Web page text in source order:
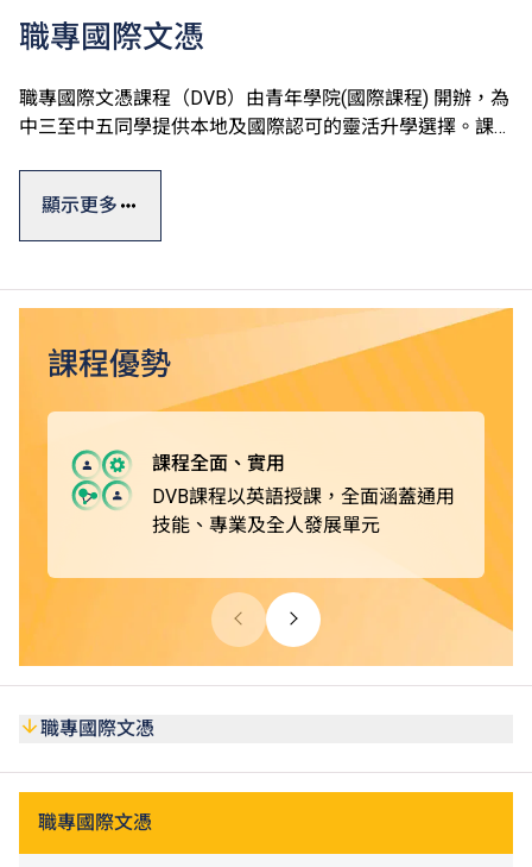
職專國際文憑
職專國際文憑課程（DVB）由青年學院(國際課程) 開辦，為
中三至中五同學提供本地及國際認可的靈活升學選擇。課程
有助於本地及其他地方升學。
的設計、工程、運動的專業單元皆採用英國BTEC第三級延
伸文憑課程，學生可按興趣選修，並透過專題研習提升知識
和技能。
修畢職專國際課程後，學生可選擇升讀本地或非本地大學，
或升讀由VTC院校開辦的學士學位或高級文憑課程
顯示更多
課程優勢
課程全面、實用
DVB課程以英語授課，全面涵蓋通用
技能、專業及全人發展單元
職專國際文憑
職專國際文憑